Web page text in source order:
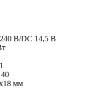
В/DC 14,5 В
1
40
мм